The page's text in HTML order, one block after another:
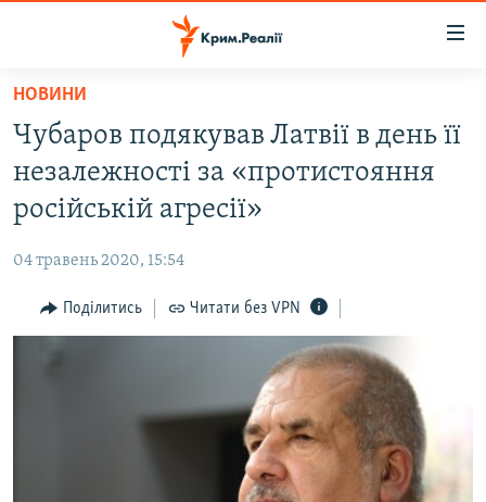
Перейти
основного
матеріалу
Перейти
до
основної
навігації
Перейти
до
пошуку
НОВИНИ
ВОДА.КРИМ
ВІДЕО ТА ФОТО
БЛОГИ
ПОГЛЯД
ІНТЕРВ'Ю
НОВИНИ
Чубаров подякував Латвії в день її
незалежності за «протистояння
російській агресії»
04 травень 2020, 15:54
Поділитись Читати без VPN